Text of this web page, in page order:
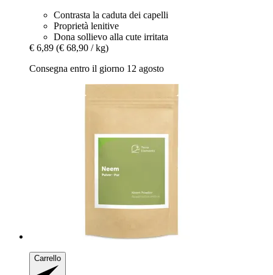
Contrasta la caduta dei capelli
Proprietà lenitive
Dona sollievo alla cute irritata
€ 6,89 (€ 68,90 / kg)
Consegna entro il giorno 12 agosto
Carrello